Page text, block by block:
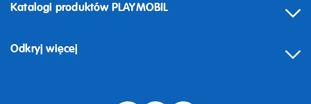
Odstąpienie od umowy
Katalogi produktów PLAYMOBIL
Odkryj więcej